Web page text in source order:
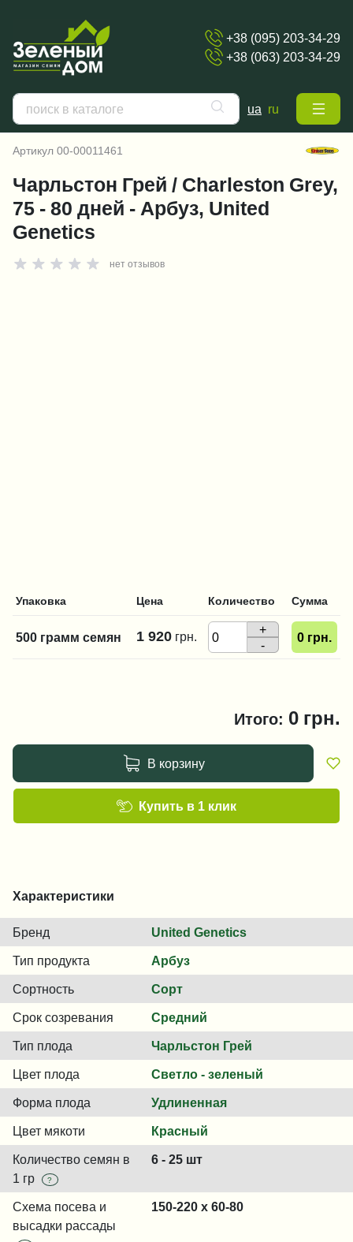
+38 (095) 203-34-29
+38 (063) 203-34-29
ua ru
Главная Семена Семена арбуза
Артикул 00-00011461
Чарльстон Грей / Charleston Grey,
75 - 80 дней - Арбуз, United
Genetics
нет отзывов
Упаковка Цена Количество Сумма
500 грамм семян 1 920 грн.
+
-
0 грн.
Итого: 0 грн.
В корзину
Купить в 1 клик
Характеристики
Бренд United Genetics
Тип продукта Арбуз
Сортность Сорт
Срок созревания Средний
Тип плода Чарльстон Грей
Цвет плода Светло - зеленый
Форма плода Удлиненная
Цвет мякоти Красный
Количество семян в
1 гр
?
6 - 25 шт
Схема посева и
высадки рассады
150-220 x 60-80